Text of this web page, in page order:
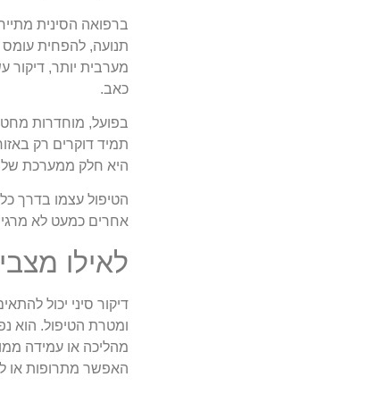
ברפואה הסינית
תנועה, להפחית עומס
מערבית יותר, דיקור
כאב.
בפועל, מוחדרות
תמיד דוקרים רק
היא חלק ממערכת
הטיפול עצמו בדרך
אחרים כמעט לא
לאילו
דיקור סיני יכול
ומטרת הטיפול. הוא
מהליכה או עמידה
האפשר מתרופות או